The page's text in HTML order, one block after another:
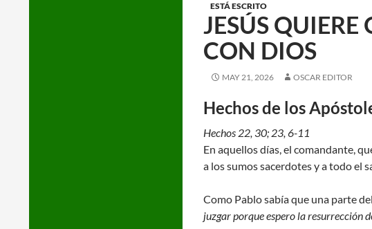
ESTÁ ESCRITO
JESÚS
CON DIOS
MAY 21, 2026 OSCAR EDITOR
Hechos de los
Hechos 22, 30; 23, 6-11
En aquellos días, el comandante,
a los sumos sacerdotes y a todo el
Como Pablo sabía que una parte
juzgar porque espero la resurrección